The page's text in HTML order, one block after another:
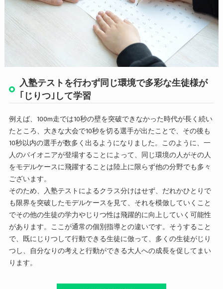
入塾テストを行わず同じ環境で多彩な生徒様が
｢じりつ｣して学習
例えば、100m走では10秒の壁を突破できなかった時代が長く続い
たところ、大きな大会で10秒を切る選手が出たことで、その後も
10秒以内の選手が数多く出るようになりました。このように、一
人のパイオニアが登場することによって、同じ環境の人がその人
をモデルケースに飛躍することは陸上に限らず他の分野でも多々
ございます。
そのため、入塾テストによるクラス分けはせず、だれかひとりで
も限界を突破したモデルケースを見て、それを模倣していくこと
でその他の生徒の学力やじりつ性は飛躍的に向上していく可能性
があります。ここが通常の個別指導との違いです。そうすること
で、既にじりつして行動できる生徒に倣って、多くの生徒がじり
つし、自分なりの考えと行動ができる大人への成長を促してまい
ります。